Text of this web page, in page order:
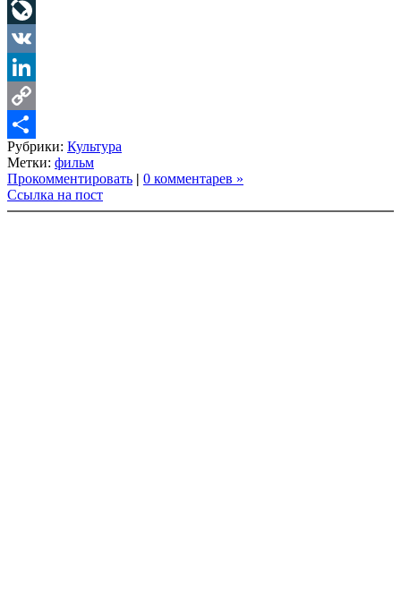
Telegram
LiveJournal
VK
LinkedIn
Copy
Link
Share
Рубрики: Культура
Метки: фильм
Прокомментировать | 0 комментарев »
Ссылка на пост